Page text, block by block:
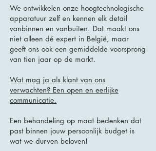
We ontwikkelen onze hoogtechnologische
apparatuur zelf en kennen elk detail
vanbinnen en vanbuiten. Dat maakt ons
niet alleen dé expert in België, maar
geeft ons ook een gemiddelde voorsprong
van tien jaar op de markt.
Wat mag ja als klant van ons
verwachten? Een open en eerlijke
communicatie.
Een behandeling op maat bedenken dat
past binnen jouw persoonlijk budget is
wat we durven beloven!